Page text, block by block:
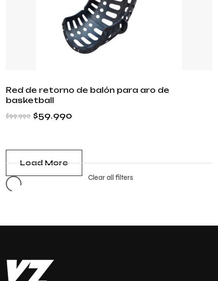
Clear all filters
Red de retorno de balón para aro de
basketball
$99.990 $59.990
Load More